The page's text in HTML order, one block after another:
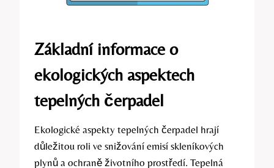
Základní informace o
ekologických aspektech
tepelných čerpadel
Ekologické aspekty tepelných čerpadel hrají
důležitou roli ve snižování emisí skleníkových
plynů a ochraně životního prostředí. Tepelná